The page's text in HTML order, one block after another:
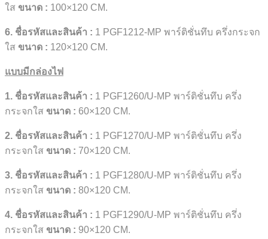
ใส ขนาด : 100×120 CM.
6. ชื่อรหัสและสินค้า : 1 PGF1212-MP พาร์ติชั่นทึบ ครึ่งกระจก
ใส ขนาด : 120×120 CM.
แบบมีกล่องไฟ
1. ชื่อรหัสและสินค้า : 1 PGF1260/U-MP พาร์ติชั่นทึบ ครึ่ง
กระจกใส ขนาด : 60×120 CM.
2. ชื่อรหัสและสินค้า : 1 PGF1270/U-MP พาร์ติชั่นทึบ ครึ่ง
กระจกใส ขนาด : 70×120 CM.
3. ชื่อรหัสและสินค้า : 1 PGF1280/U-MP พาร์ติชั่นทึบ ครึ่ง
กระจกใส ขนาด : 80×120 CM.
4. ชื่อรหัสและสินค้า : 1 PGF1290/U-MP พาร์ติชั่นทึบ ครึ่ง
กระจกใส ขนาด : 90×120 CM.